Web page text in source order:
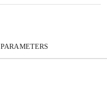
PARAMETERS